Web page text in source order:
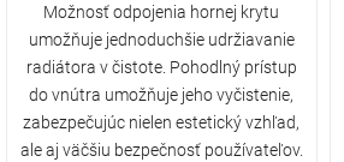
Možnosť odpojenia hornej krytu
umožňuje jednoduchšie udržiavanie
radiátora v čistote. Pohodlný prístup
do vnútra umožňuje jeho vyčistenie,
zabezpečujúc nielen estetický vzhľad,
ale aj väčšiu bezpečnosť používateľov.